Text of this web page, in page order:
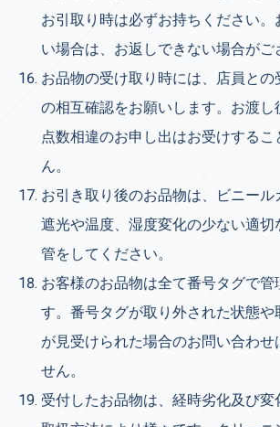
お引取り時は必ずお持ちください。
い場合は、お返しできない場合がご
お品物の受け取り時には、店員との
の相互確認をお願いします。お渡し
点数相違のお申し出はお受けするこ
ん。
お引き取り後のお品物は、ビニール
遮光や温度、湿度変化の少ない適切
管をしてください。
お客様のお品物は全て番号タグで管
す。番号タグが取り外された状態や
が見受けられた場合のお問い合わせ
せん。
受付したお品物は、経時劣化及び変